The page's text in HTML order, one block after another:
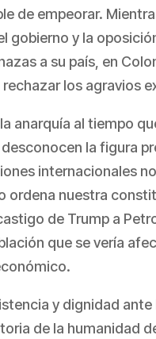
de empeorar.
gobierno y la
a su país, en
los agravios
anarquía al tiempo
la figura
internacionales
ordena nuestra
de Trump a
que se vería
y dignidad ante
de la humanidad